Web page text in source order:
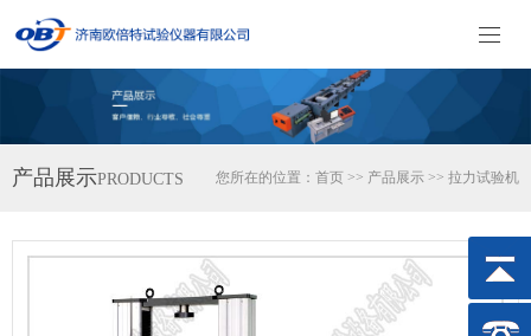
产品展示PRODUCTS 您所在的位置： 首页 >> 产品展示 >> 拉力试验机